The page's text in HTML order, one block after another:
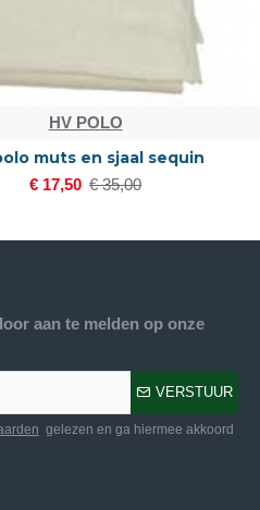
HV POLO
muts en sjaal sequin
€ 17,50 € 35,00
aan te melden op onze
VERSTUUR
gelezen en ga hiermee akkoord